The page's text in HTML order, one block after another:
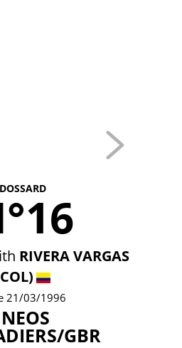
DOSSARD
RIVERA VARGAS
21/03/1996
GBR